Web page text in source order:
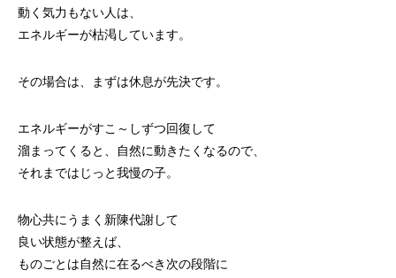
動く気力もない人は、
エネルギーが枯渇しています。
その場合は、まずは休息が先決です。
エネルギーがすこ～しずつ回復して
溜まってくると、自然に動きたくなるので、
それまではじっと我慢の子。
物心共にうまく新陳代謝して
良い状態が整えば、
ものごとは自然に在るべき次の段階に